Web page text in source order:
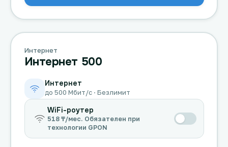
Интернет
Интернет 500
Интернет
до 500 Мбит/с · Безлимит
WiFi-роутер
518 ₸/мес. Обязателен при
технологии GPON